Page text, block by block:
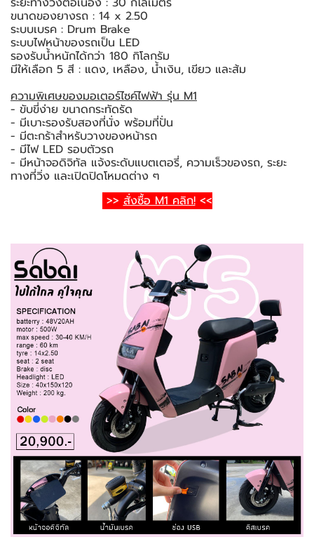
ขนาดของยางรถ : 14 x 2.50
ระบบเบรค : Drum Brake
ระบบไฟหน้าของรถเป็น LED
รองรับน้ำหนักได้กว่า 180 กิโลกรัม
มีให้เลือก 5 สี : แดง, เหลือง, น้ำเงิน, เขียว และส้ม
ความพิเศษของมอเตอร์ไซค์ไฟฟ้า รุ่น M1
- ขับขี่ง่าย ขนาดกระทัดรัด
- มีเบาะรองรับสองที่นั่ง พร้อมที่ปั่น
- มีตะกร้าสำหรับวางของหน้ารถ
- มีไฟ LED รอบตัวรถ
- มีหน้าจอดิจิทัล แจ้งระดับแบตเตอรี่, ความเร็วของรถ, ระยะ
ทางที่วิ่ง และเปิดปิดโหมดต่าง ๆ
>> สั่งซื้อ M1 คลิก!<<